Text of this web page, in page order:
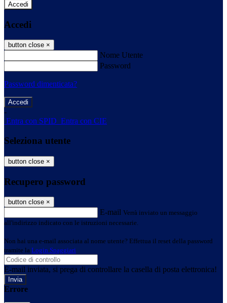
Accedi
Accedi
button close ×
Nome Utente
Password
Password dimenticata?
-
Entra con SPID Entra con CIE
Seleziona utente
button close ×
Recupero password
button close ×
E-mail Verrà inviato un messaggio
all'indirizzo indicato con le istruzioni necessarie.
Non hai una e-mail associata al nome utente? Effettua il reset della password
tramite la Login Spaggiari
E-mail inviata, si prega di controllare la casella di posta elettronica!
Errore